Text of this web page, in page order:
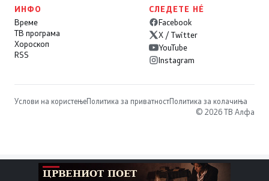
ИНФО
Време
ТВ програма
Хороскоп
RSS
СЛЕДЕТЕ НÉ
Facebook
X / Twitter
YouTube
Instagram
Услови на користењеПолитика за приватностПолитика за колачиња
© 2026 ТВ Алфа